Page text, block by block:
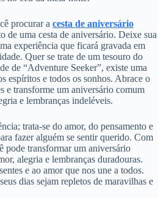
procurar a cesta de aniversário
de uma cesta de aniversário. Deixe sua
experiência que ficará gravada em
Quer se trate de um tesouro do
de “Adventure Seeker”, existe uma
espíritos e todos os sonhos. Abrace o
e transforme um aniversário comum
e lembranças indeléveis.
trata-se do amor, do pensamento e
fazer alguém se sentir querido. Com
pode transformar um aniversário
alegria e lembranças duradouras.
e ao amor que nos une a todos.
dias sejam repletos de maravilhas e